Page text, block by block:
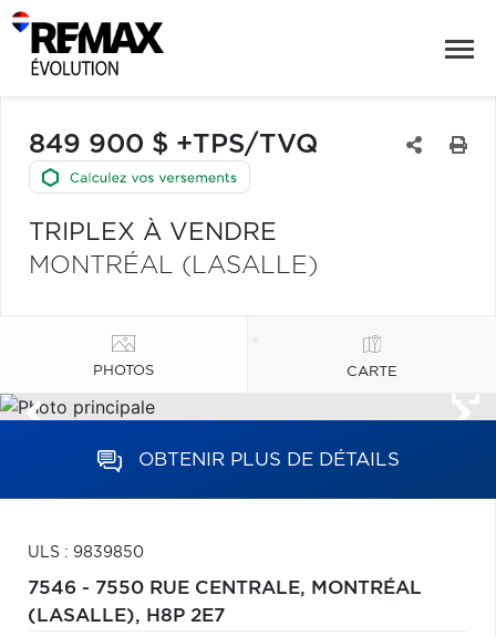
849 900 $ +TPS/TVQ
TRIPLEX À VENDRE
MONTRÉAL (LASALLE)
PHOTOS CARTE
OBTENIR PLUS DE DÉTAILS
ULS : 9839850
7546 - 7550 RUE CENTRALE, MONTRÉAL
(LASALLE), H8P 2E7